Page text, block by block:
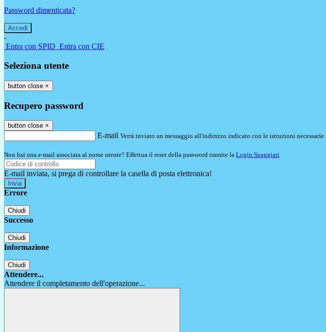
Password dimenticata?
-
Entra con SPID Entra con CIE
Seleziona utente
button close ×
Recupero password
button close ×
E-mail Verrà inviato un messaggio all'indirizzo indicato con le istruzioni necessarie.
Non hai una e-mail associata al nome utente? Effettua il reset della password tramite la Login Spaggiari
E-mail inviata, si prega di controllare la casella di posta elettronica!
Errore
Chiudi
Successo
Chiudi
Informazione
Chiudi
Attendere...
Attendere il completamento dell'operazione...